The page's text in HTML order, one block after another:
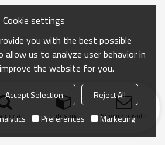
categoría Enviar consulta
Cookie settings
you with the best possible
allow us to analyze user behavior in
the website for you.
Accept Selection
Reject All
Preferences Marketing